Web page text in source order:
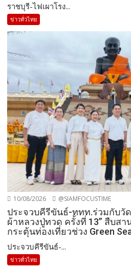
ราชบุรี-ไฟเผาโรง...
ข่าวทั่วไทย
10/08/2026 @SIAMFOCUSTIME
ประจวบคีรีขันธ์-ททท.ร่วมกับวั
ผ้าหลวงปู่ทวด ครั้งที่ 13” สืบส
กระตุ้นท่องเที่ยวช่วง Green
ประจวบคีรีขันธ์-...
ข่าวทั่วไทย